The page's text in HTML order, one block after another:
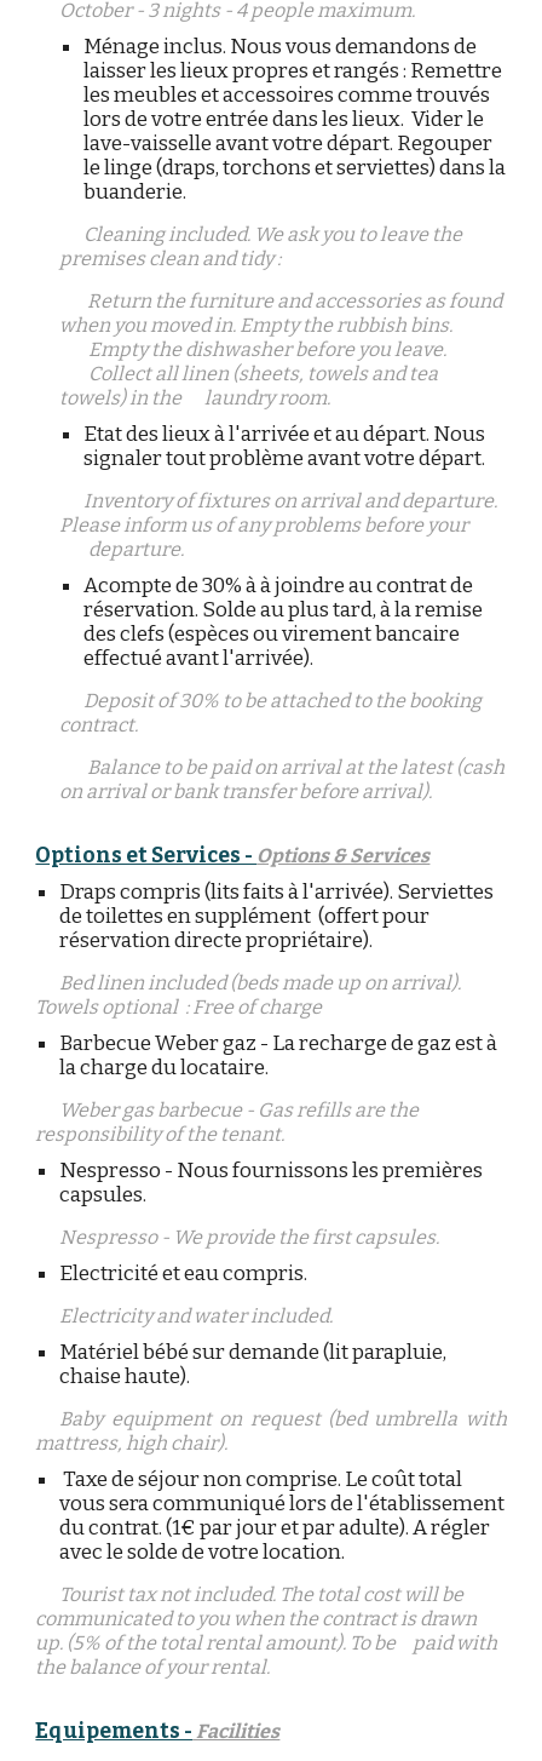
October - 3 nights - 4 people maximum.
Ménage inclus. Nous vous demandons de
laisser les lieux propres et rangés : Remettre
les meubles et accessoires comme trouvés
lors de votre entrée dans les lieux. Vider le
lave-vaisselle avant votre départ. Regouper
le linge (draps, torchons et serviettes) dans la
buanderie.
Cleaning included. We ask you to leave the
premises clean and tidy :
Return the furniture and accessories as found
when you moved in. Empty the rubbish bins.
Empty the dishwasher before you leave.
Collect all linen (sheets, towels and tea
towels) in the
laundry room.
Etat des lieux à l'arrivée et au départ. Nous
signaler tout problème avant votre départ.
Inventory of fixtures on arrival and departure.
Please inform us of any problems before your
departure.
Acompte de 30% à à joindre au contrat de
réservation. Solde au plus tard, à la remise
des clefs (espèces ou virement bancaire
effectué avant l'arrivée).
Deposit of 30% to be attached to the booking
contract.
Balance to be paid on arrival at the latest (cash
on arrival or bank transfer before arrival).
Options et Services - Options & Services
Draps compris (lits faits à l'arrivée). Serviettes
de toilettes en supplément (offert pour
réservation directe propriétaire).
Bed linen included (beds made up on arrival).
Towels optional : Free of charge
Barbecue Weber gaz - La recharge de gaz est à
la charge du locataire.
Weber gas barbecue - Gas refills are the
responsibility of the tenant.
Nespresso - Nous fournissons les premières
capsules.
Nespresso - We provide the first capsules.
Electricité et eau compris.
Electricity and water included.
Matériel bébé sur demande (lit parapluie,
chaise haute).
Baby equipment on request (bed umbrella with
mattress, high chair).
Taxe de séjour non comprise. Le coût total
vous sera communiqué lors de l'établissement
du contrat. (1€ par jour et par adulte). A régler
avec le solde de votre location.
Tourist tax not included. The total cost will be
communicated to you when the contract is drawn
up. (5% of the total rental amount). To be
paid with
the balance of your rental.
Equipements - Facilities